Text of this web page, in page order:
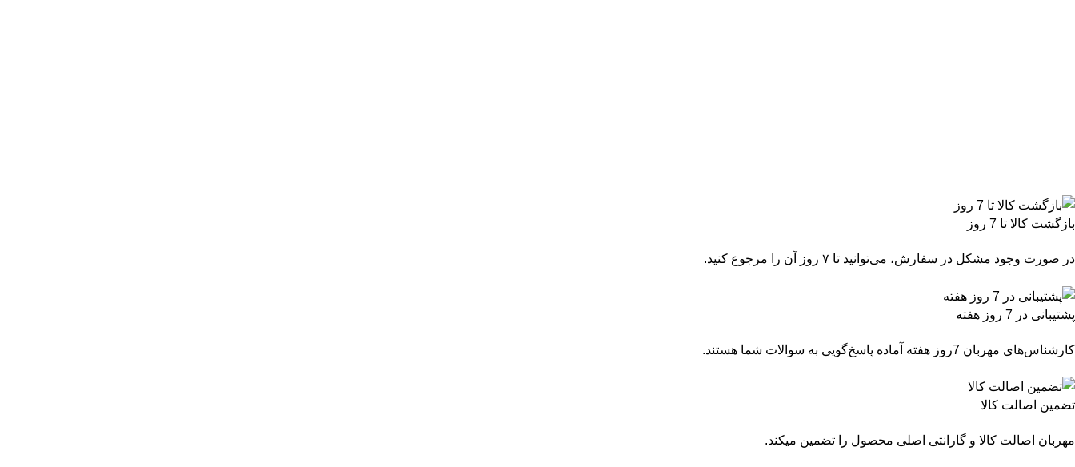
بازگشت کالا تا 7 روز
در صورت وجود مشکل در سفارش، می‌توانید تا ۷ روز آن را مرجوع کنید.
پشتیبانی در 7 روز هفته
کارشناس‌های مهربان 7روز هفته آماده پاسخ‌گویی به سوالات شما هستند.
تضمین اصالت کالا
مهربان اصالت کالا و گارانتی اصلی محصول را تضمین میکند.